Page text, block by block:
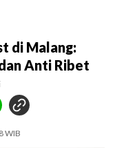
di Malang:
Anti Ribet
WIB